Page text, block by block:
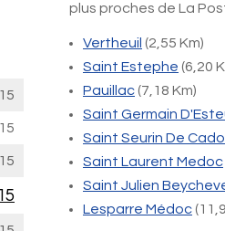
plus proches de La
Vertheuil (2,55 Km)
Saint Estephe (6,20
Pauillac(7,18 Km)
Saint Germain
Saint Seurin De
Saint Laurent Medoc
Saint Julien
Lesparre Médoc